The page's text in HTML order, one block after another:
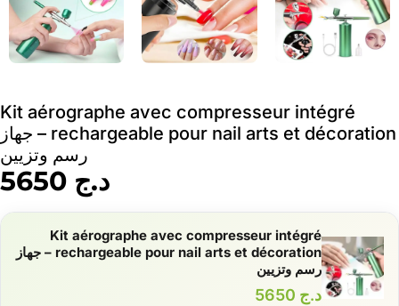
Kit aérographe avec compresseur intégré
rechargeable pour nail arts et décoration – جهاز
رسم وتزيين
د.ج
Kit aérographe avec compresseur intégré
rechargeable pour nail arts et décoration – جهاز
رسم وتزيين
د.ج